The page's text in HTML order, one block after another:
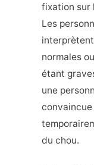
fixation sur
Les
normales
étant
une
convaincue
du chou.